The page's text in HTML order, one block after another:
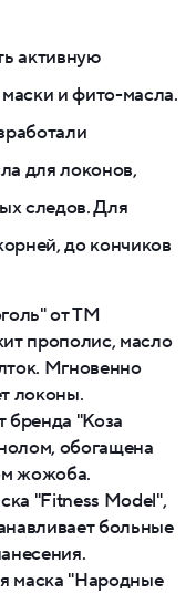
активную
и фито-масла.
для локонов,
следов. Для
до кончиков
от ТМ
прополис, масло
Мгновенно
локоны.
бренда "Коза
обогащена
жожоба.
"Fitness Model",
больные
маска "Народные